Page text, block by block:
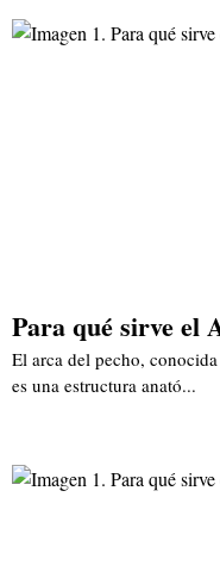
Para qué sirve el
El arca del pecho,
es una estructura anató...